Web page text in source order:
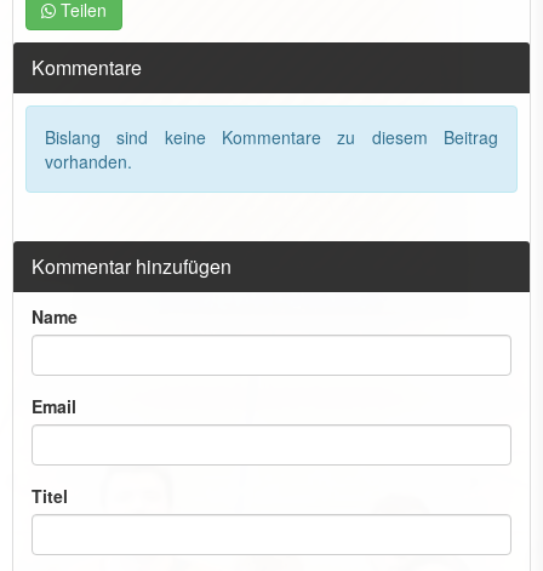
Teilen
Kommentare
Bislang sind keine Kommentare zu diesem Beitrag
vorhanden.
Kommentar hinzufügen
Name
Email
Titel